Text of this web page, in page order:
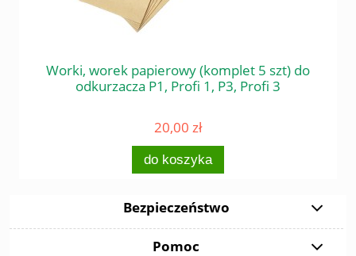
Worki, worek papierowy (komplet 5 szt) do
odkurzacza P1, Profi 1, P3, Profi 3
20,00 zł
do koszyka
Bezpieczeństwo
Pomoc